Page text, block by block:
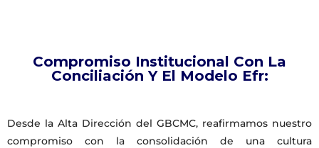
Compromiso Institucional Con La
Conciliación Y El Modelo Efr:
Desde la Alta Dirección del GBCMC, reafirmamos nuestro
compromiso con la consolidación de una cultura